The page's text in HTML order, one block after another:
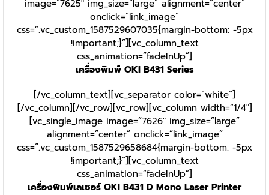
image=”7625″ img_size=”large” alignment=”center”
onclick=”link_image”
css=”.vc_custom_1587529607035{margin-bottom: -5px
!important;}”][vc_column_text
css_animation=”fadeInUp”]
เครื่องพิมพ์ OKI B431 Series
[/vc_column_text][vc_separator color=”white”]
[/vc_column][/vc_row][vc_row][vc_column width=”1/4″]
[vc_single_image image=”7626″ img_size=”large”
alignment=”center” onclick=”link_image”
css=”.vc_custom_1587529658684{margin-bottom: -5px
!important;}”][vc_column_text
css_animation=”fadeInUp”]
เครื่องพิมพ์เลเซอร์ OKI B431 D Mono Laser Printer